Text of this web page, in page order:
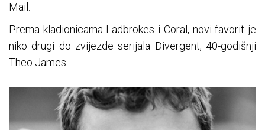
Mail.
Prema kladionicama Ladbrokes i Coral, novi favorit je
niko drugi do zvijezde serijala Divergent, 40-godišnji
Theo James.